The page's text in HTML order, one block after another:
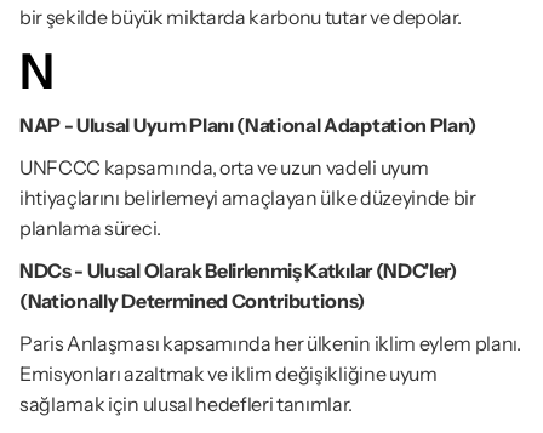
bir şekilde büyük miktarda karbonu tutar ve depolar.
N
NAP - Ulusal Uyum Planı (National Adaptation Plan)
UNFCCC kapsamında, orta ve uzun vadeli uyum
ihtiyaçlarını belirlemeyi amaçlayan ülke düzeyinde bir
planlama süreci.
NDCs - Ulusal Olarak Belirlenmiş Katkılar (NDC'ler)
(Nationally Determined Contributions)
Paris Anlaşması kapsamında her ülkenin iklim eylem planı.
Emisyonları azaltmak ve iklim değişikliğine uyum
sağlamak için ulusal hedefleri tanımlar.